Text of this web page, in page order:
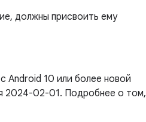
должны присвоить ему
Android 10 или более новой
2024-02-01. Подробнее о том,